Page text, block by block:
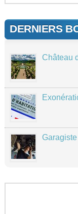
DERNIERS
Château